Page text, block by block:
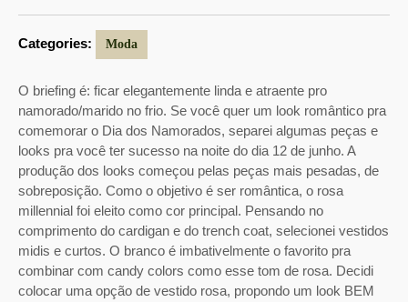
Categories: Moda
O briefing é: ficar elegantemente linda e atraente pro
namorado/marido no frio. Se você quer um look romântico pra
comemorar o Dia dos Namorados, separei algumas peças e
looks pra você ter sucesso na noite do dia 12 de junho. A
produção dos looks começou pelas peças mais pesadas, de
sobreposição. Como o objetivo é ser romântica, o rosa
millennial foi eleito como cor principal. Pensando no
comprimento do cardigan e do trench coat, selecionei vestidos
midis e curtos. O branco é imbativelmente o favorito pra
combinar com candy colors como esse tom de rosa. Decidi
colocar uma opção de vestido rosa, propondo um look BEM